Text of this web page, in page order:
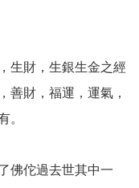
生財，生銀生金之經
善財，福運，運氣，
。
佛佗過去世其中一